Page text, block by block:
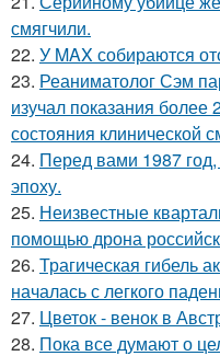
смягчили.
22. У MAX собираются
23. Реаниматолог Сэм
изучал показания более
состояния клинической
24. Перед вами 1987
эпоху.
25. Неизвестные
помощью дрона
26. Трагическая гибель
началась с легкого
27. Цветок - венок в
28. Пока все думают о